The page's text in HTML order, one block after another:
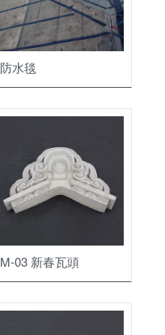
防水毯
M-03 新春瓦頭